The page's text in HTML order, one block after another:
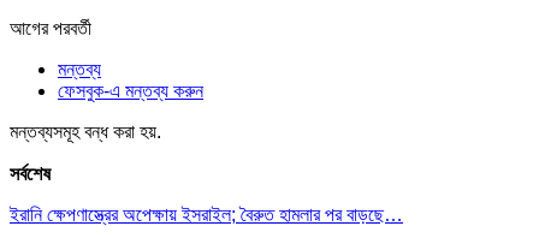
আগেরপরবর্তী
মন্তব্য
ফেসবুক-এ মন্তব্য করুন
মন্তব্যসমূহ বন্ধ করা হয়.
সর্বশেষ
ইরানি ক্ষেপণাস্ত্রের অপেক্ষায় ইসরাইল; বৈরুত হামলার পর বাড়ছে…